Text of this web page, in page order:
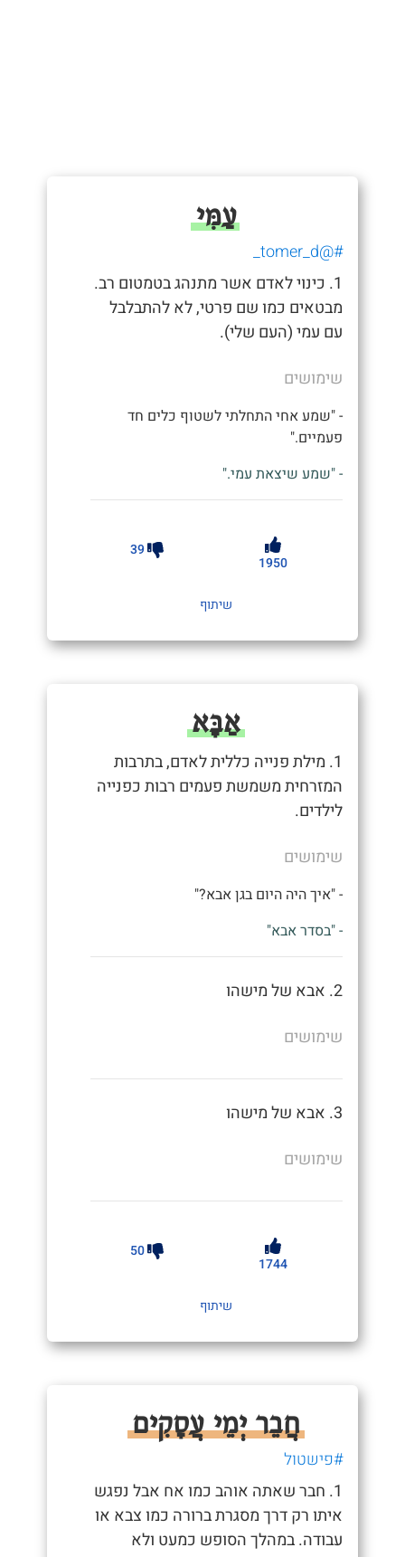
עַמִּי
#@tomer_d_
1. כינוי לאדם אשר מתנהג בטמטום רב.
מבטאים כמו שם פרטי, לא להתבלבל
עם עמי (העם שלי).
שימושים
- "שמע אחי התחלתי לשטוף כלים חד
פעמיים."
- "שמע שיצאת עמי."
1950
39
שיתוף
אַבָּא
1. מילת פנייה כללית לאדם, בתרבות
המזרחית משמשת פעמים רבות כפנייה
לילדים.
שימושים
- "איך היה היום בגן אבא?"
- "בסדר אבא"
2. אבא של מישהו
שימושים
3. אבא של מישהו
שימושים
1744
50
שיתוף
חֲבֵר יְמֵי עֲסָקִים
#פישטול
1. חבר שאתה אוהב כמו אח אבל נפגש
איתו רק דרך מסגרת ברורה כמו צבא או
עבודה. במהלך הסופש כמעט ולא